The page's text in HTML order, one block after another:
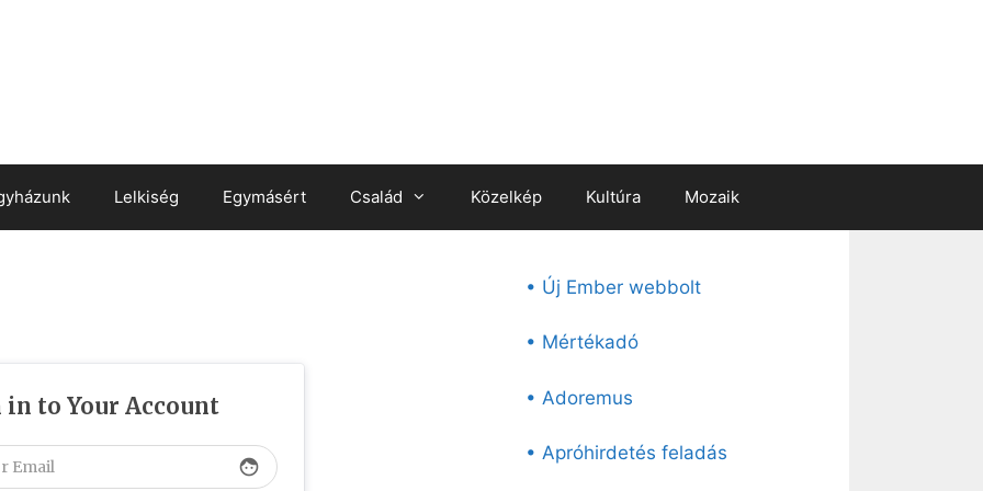
Lelkiség Egymásért Család Közelkép Kultúra Mozaik
in to Your Account
face
• Új Ember webbolt
• Mértékadó
• Adoremus
• Apróhirdetés feladás